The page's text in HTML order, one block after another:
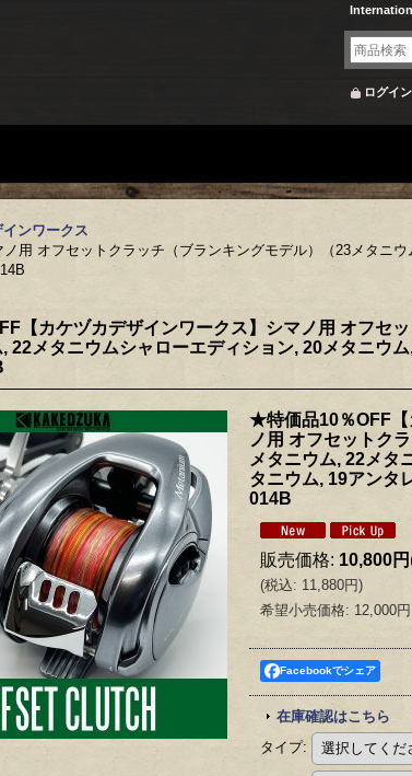
ログイン
ンワークス
用 オフセットクラッチ（ブランキングモデル）（23メタニ
【カケヅカデザインワークス】シマノ用 オフセッ
, 22メタニウムシャローエディション, 20メタニウ
★特価品10％OFF【
ノ用 オフセットク
メタニウム, 22メタ
タニウム, 19アンタ
014B
販売価格: 10,800円
(税込: 11,880円)
希望小売価格: 12,000円
Facebookでシェア
在庫確認はこちら
タイプ: